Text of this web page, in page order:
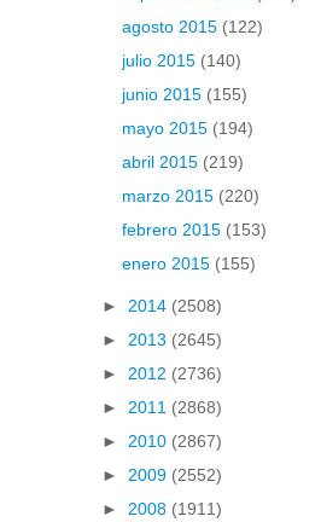
agosto 2015 (122)
julio 2015 (140)
junio 2015 (155)
mayo 2015 (194)
abril 2015 (219)
marzo 2015 (220)
febrero 2015 (153)
enero 2015 (155)
► 2014 (2508)
► 2013 (2645)
► 2012 (2736)
► 2011 (2868)
► 2010 (2867)
► 2009 (2552)
► 2008 (1911)